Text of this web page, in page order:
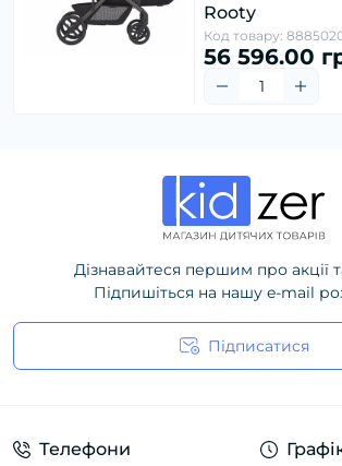
Rooty
Код товару:
56 596.00
Дізнавайтеся першим про акції
Підпишіться на нашу e-mail
Підписатися
Телефони